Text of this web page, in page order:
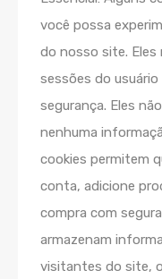
você possa
do nosso site.
sessões do usuário
segurança. Eles
nenhuma
cookies permitem
conta, adicione
compra com
armazenam
visitantes do site,